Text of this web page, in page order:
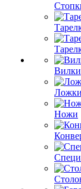
Вилки
Ложки
Ножи